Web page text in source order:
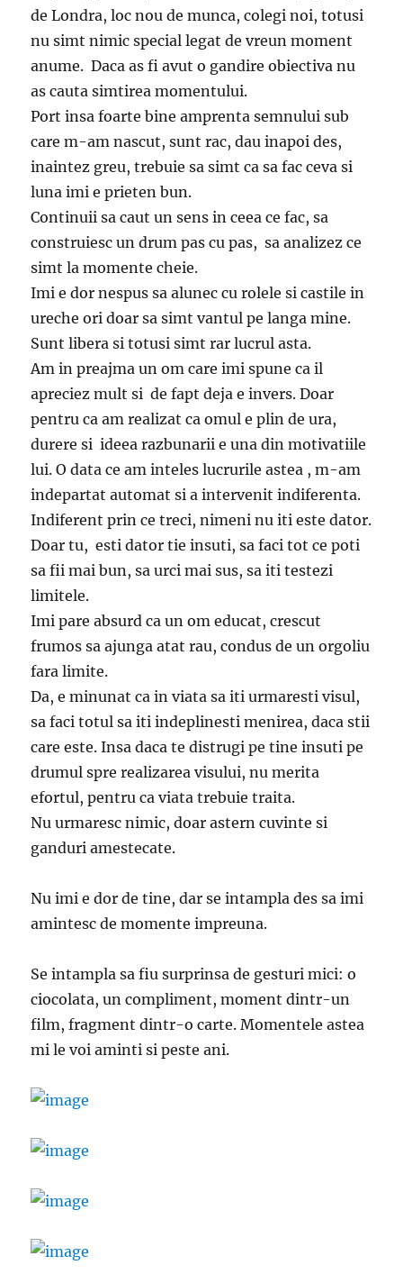
de Londra, loc nou de munca, colegi noi, totusi
nu simt nimic special legat de vreun moment
anume. Daca as fi avut o gandire obiectiva nu
as cauta simtirea momentului.
Port insa foarte bine amprenta semnului sub
care m-am nascut, sunt rac, dau inapoi des,
inaintez greu, trebuie sa simt ca sa fac ceva si
luna imi e prieten bun.
Continuii sa caut un sens in ceea ce fac, sa
construiesc un drum pas cu pas, sa analizez ce
simt la momente cheie.
Imi e dor nespus sa alunec cu rolele si castile in
ureche ori doar sa simt vantul pe langa mine.
Sunt libera si totusi simt rar lucrul asta.
Am in preajma un om care imi spune ca il
apreciez mult si de fapt deja e invers. Doar
pentru ca am realizat ca omul e plin de ura,
durere si ideea razbunarii e una din motivatiile
lui. O data ce am inteles lucrurile astea , m-am
indepartat automat si a intervenit indiferenta.
Indiferent prin ce treci, nimeni nu iti este dator.
Doar tu, esti dator tie insuti, sa faci tot ce poti
sa fii mai bun, sa urci mai sus, sa iti testezi
limitele.
Imi pare absurd ca un om educat, crescut
frumos sa ajunga atat rau, condus de un orgoliu
fara limite.
Da, e minunat ca in viata sa iti urmaresti visul,
sa faci totul sa iti indeplinesti menirea, daca stii
care este. Insa daca te distrugi pe tine insuti pe
drumul spre realizarea visului, nu merita
efortul, pentru ca viata trebuie traita.
Nu urmaresc nimic, doar astern cuvinte si
ganduri amestecate.
Nu imi e dor de tine, dar se intampla des sa imi
amintesc de momente impreuna.
Se intampla sa fiu surprinsa de gesturi mici: o
ciocolata, un compliment, moment dintr-un
film, fragment dintr-o carte. Momentele astea
mi le voi aminti si peste ani.